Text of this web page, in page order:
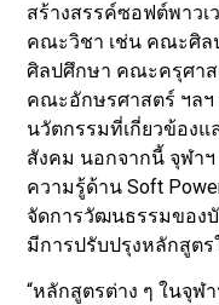
สร้างสรรค์ซอฟต์พาวเ
คณะวิชา เช่น คณะศิล
ศิลปศึกษา คณะครุศา
คณะอักษรศาสตร์ ฯลฯ
นวัตกรรมที่เกี่ยวข้องแ
สังคม นอกจากนี้ จุฬาฯ
ความรู้ด้าน Soft
จัดการวัฒนธรรมของ
มีการปรับปรุงหลักสูต
“หลักสูตรต่าง ๆ ในจุฬ